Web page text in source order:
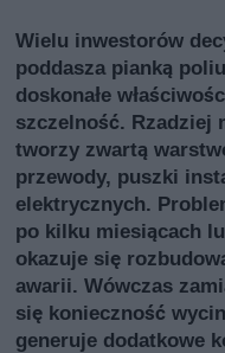
Wielu inwestorów
poddasza pianką
doskonałe
szczelność. Rzadziej
tworzy zwartą
przewody, puszki
elektrycznych.
po kilku miesiącach
okazuje się
awarii. Wówczas
się konieczność
generuje dodatkowe